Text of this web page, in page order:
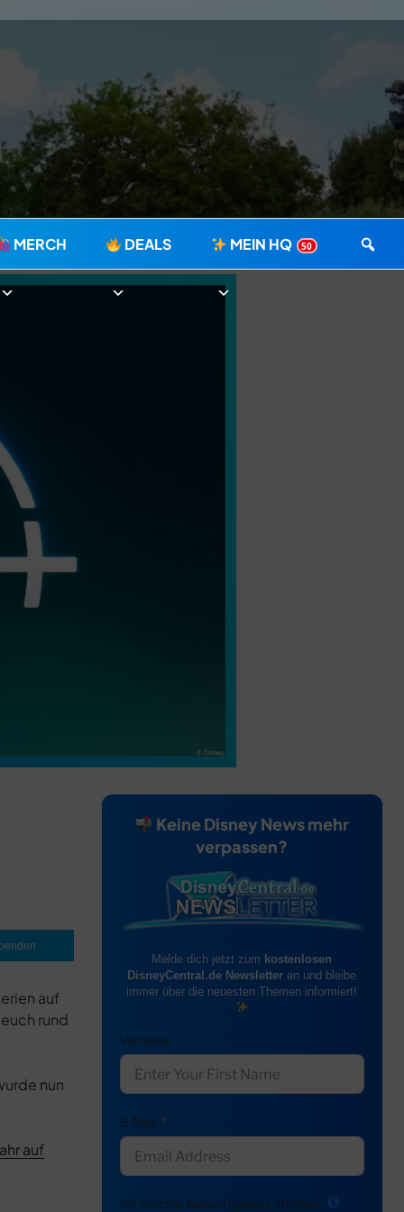
MERCH DEALS MEIN HQ 50
auf
rund
nun
auf
Keine Disney News mehr
verpassen?
Melde dich jetzt zum kostenlosen
DisneyCentral.de Newsletter an und bleibe
immer über die neuesten Themen informiert!
Vorname
E-Mail
Ich möchte News-Updates erhalten: